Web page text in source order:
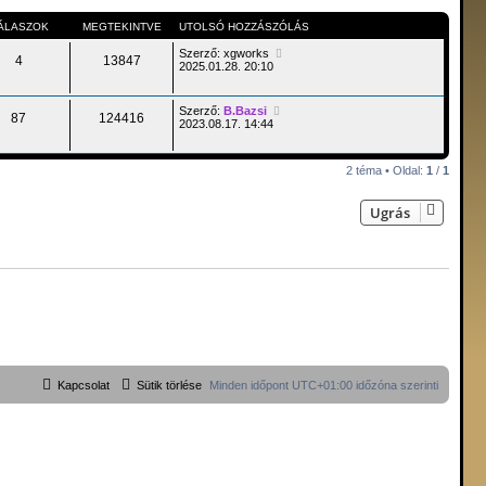
MEGTEKINTVE UTOLSÓ HOZZÁSZÓLÁS
4 13847 Szerző:xgworks
2025.01.28. 20:10
87 124416 Szerző:B.Bazsi
2023.08.17. 14:44
2 téma • Oldal:1 /1
Ugrás
Minden időpont UTC+01:00 időzóna szerinti
Sütik törlése
Kapcsolat